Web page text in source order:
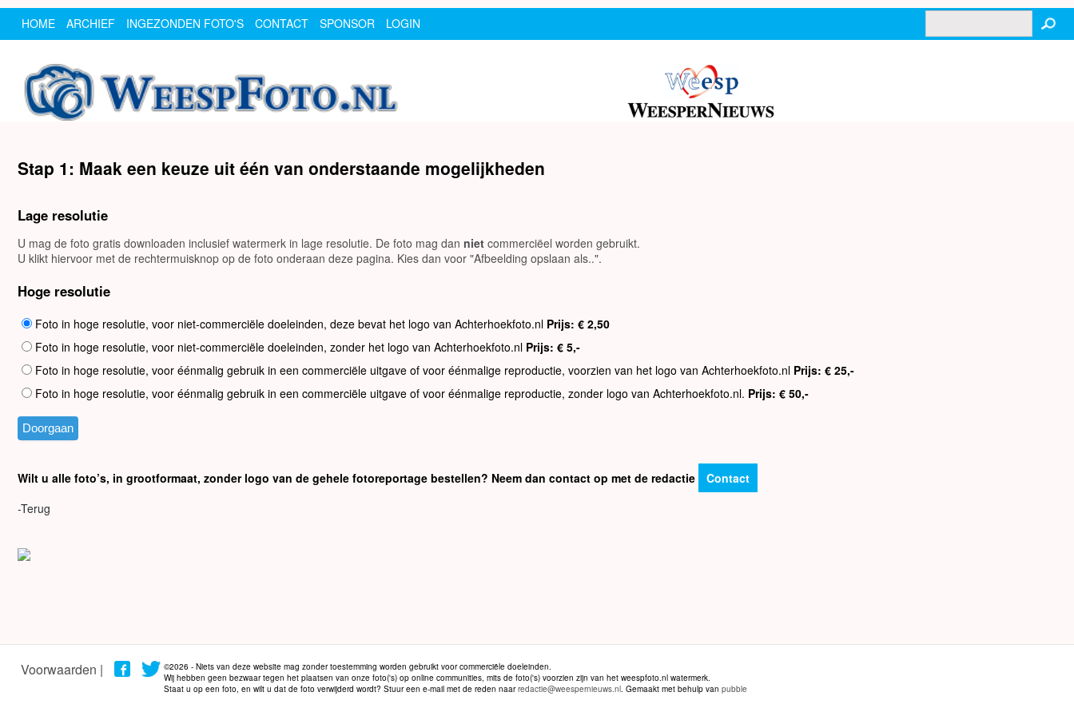
HOME ARCHIEF INGEZONDEN FOTO'S CONTACT SPONSOR LOGIN
Stap 1: Maak een keuze uit één van onderstaande mogelijkheden
Lage resolutie
U mag de foto gratis downloaden inclusief watermerk in lage resolutie. De foto mag dan niet commerciëel worden gebruikt.
U klikt hiervoor met de rechtermuisknop op de foto onderaan deze pagina. Kies dan voor "Afbeelding opslaan als..".
Hoge resolutie
Foto in hoge resolutie, voor niet-commerciële doeleinden, deze bevat het logo van Achterhoekfoto.nl Prijs: € 2,50
Foto in hoge resolutie, voor niet-commerciële doeleinden, zonder het logo van Achterhoekfoto.nl Prijs: € 5,-
Foto in hoge resolutie, voor éénmalig gebruik in een commerciële uitgave of voor éénmalige reproductie, voorzien van het logo van Achterhoekfoto.nl Prijs: € 25,-
Foto in hoge resolutie, voor éénmalig gebruik in een commerciële uitgave of voor éénmalige reproductie, zonder logo van Achterhoekfoto.nl. Prijs: € 50,-
Wilt u alle foto’s, in grootformaat, zonder logo van de gehele fotoreportage bestellen? Neem dan contact op met de redactie
Contact
-Terug
Voorwaarden |
©2026 - Niets van deze website mag zonder toestemming worden gebruikt voor commerciële doeleinden.
Wij hebben geen bezwaar tegen het plaatsen van onze foto('s) op online communities, mits de foto('s) voorzien zijn van het weespfoto.nl watermerk.
Staat u op een foto, en wilt u dat de foto verwijderd wordt? Stuur een e-mail met de reden naarredactie@weespernieuws.nl. Gemaakt met behulp vanpubble